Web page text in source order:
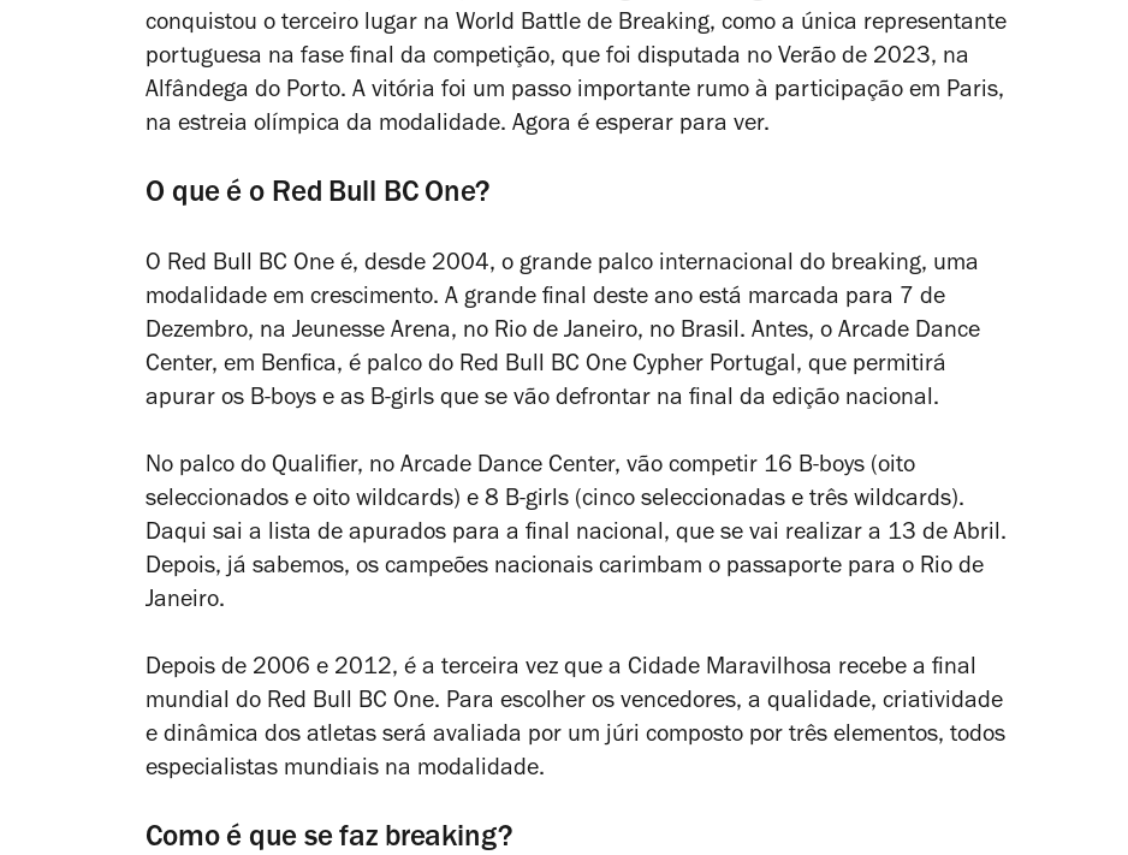
conquistou o terceiro lugar na World Battle de Breaking, como a única representante
portuguesa na fase final da competição, que foi disputada no Verão de 2023, na
Alfândega do Porto. A vitória foi um passo importante rumo à participação em Paris,
na estreia olímpica da modalidade. Agora é esperar para ver.
O que é o Red Bull BC One?
O Red Bull BC One é, desde 2004, o grande palco internacional do breaking, uma
modalidade em crescimento. A grande final deste ano está marcada para 7 de
Dezembro, na Jeunesse Arena, no Rio de Janeiro, no Brasil. Antes, o Arcade Dance
Center, em Benfica, é palco do Red Bull BC One Cypher Portugal, que permitirá
apurar os B-boys e as B-girls que se vão defrontar na final da edição nacional.
No palco do Qualifier, no Arcade Dance Center, vão competir 16 B-boys (oito
seleccionados e oito wildcards) e 8 B-girls (cinco seleccionadas e três wildcards).
Daqui sai a lista de apurados para a final nacional, que se vai realizar a 13 de Abril.
Depois, já sabemos, os campeões nacionais carimbam o passaporte para o Rio de
Janeiro.
Depois de 2006 e 2012, é a terceira vez que a Cidade Maravilhosa recebe a final
mundial do Red Bull BC One. Para escolher os vencedores, a qualidade, criatividade
e dinâmica dos atletas será avaliada por um júri composto por três elementos, todos
especialistas mundiais na modalidade.
Como é que se faz breaking?